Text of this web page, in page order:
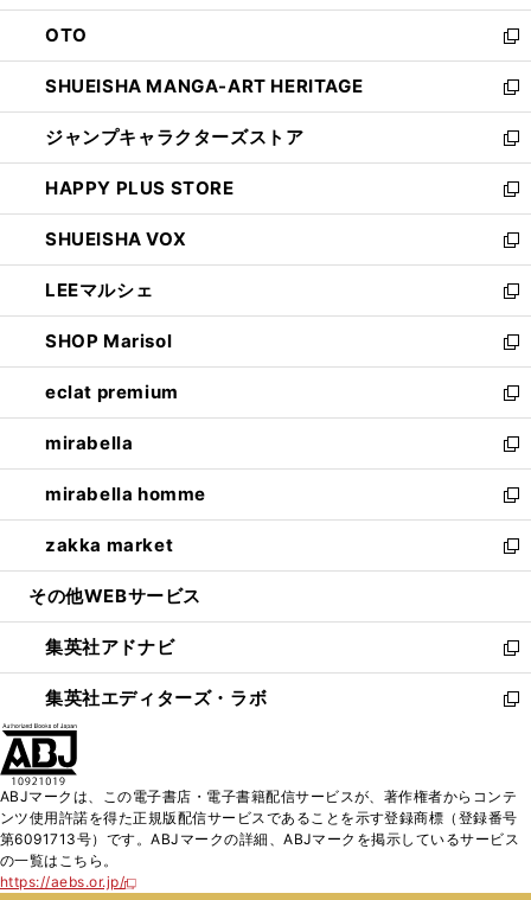
ウ
で
開
く
ン
ド
ウ
で
開
く
OTO
新
し
い
ウ
ィ
ン
ド
ウ
で
開
く
SHUEISHA MANGA-ART HERITAGE
新
し
い
ウ
ィ
ン
ド
ウ
で
開
く
ジャンプキャラクターズストア
新
し
い
ウ
ィ
ン
ド
ウ
で
開
く
HAPPY PLUS STORE
新
し
い
ウ
ィ
ン
ド
ウ
で
開
く
SHUEISHA VOX
新
し
い
ウ
ィ
ン
ド
ウ
で
開
く
LEEマルシェ
新
し
い
ウ
ィ
ン
ド
ウ
で
開
く
SHOP Marisol
新
し
い
ウ
ィ
ン
ド
ウ
で
開
eclat premium
新
し
い
ウ
ィ
ン
ド
ウ
開
く
mirabella
新
し
い
ウ
ィ
ン
ウ
で
開
く
mirabella homme
新
し
い
ウ
ン
ド
ウ
で
zakka market
新
し
ウ
ィ
ン
ド
く
その他WEBサービス
集英社アドナビ
新
し
い
ド
ウ
で
集英社エディターズ・ラボ
新
ィ
ン
ABJマークは、この電子書店・電子書籍配信サービスが、著作権者からコンテ
ンツ使用許諾を得た正規版配信サービスであることを示す登録商標（登録番号
第6091713号）です。ABJマークの詳細、ABJマークを掲示しているサービス
の一覧はこちら。
https://aebs.or.jp/
新